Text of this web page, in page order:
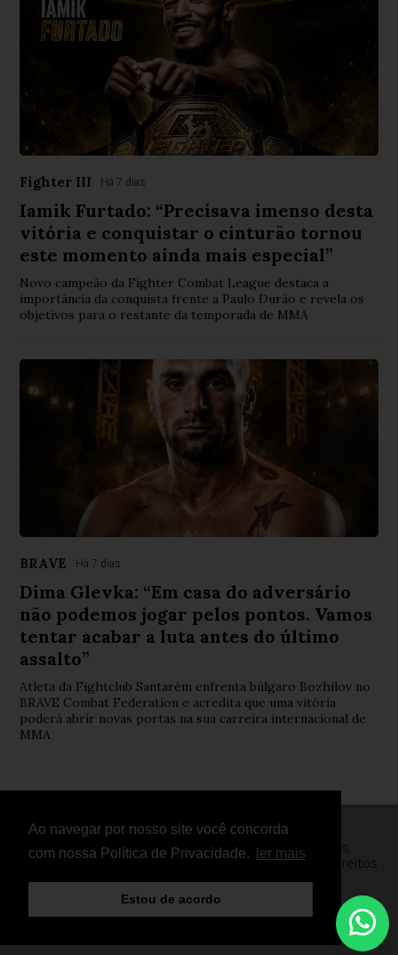
Ao navegar por nosso site você concorda
com nossa Política de Privacidade.
ler mais
Estou de acordo
Fighter III Há 7 dias
Iamik Furtado: “Precisava imenso desta
vitória e conquistar o cinturão tornou
este momento ainda mais especial”
Novo campeão da Fighter Combat League destaca a
importância da conquista frente a Paulo Durão e revela os
objetivos para o restante da temporada de MMA
BRAVE Há 7 dias
Dima Glevka: “Em casa do adversário
não podemos jogar pelos pontos. Vamos
tentar acabar a luta antes do último
assalto”
Atleta da Fightclub Santarém enfrenta búlgaro Bozhilov no
BRAVE Combat Federation e acredita que uma vitória
poderá abrir novas portas na sua carreira internacional de
MMA
© Copyright 2026 - FightNews - Atletas, Equipas,
Eventos, Notícias, Vídeos e Entrevistas - Todos os direitos
reservados